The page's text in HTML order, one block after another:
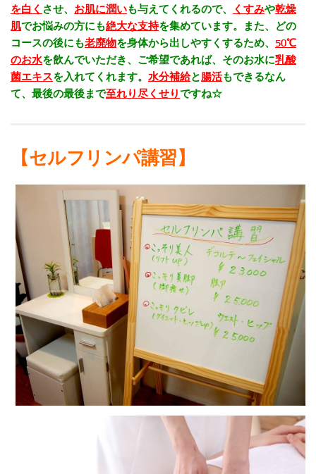
を白く させ、 お肌に潤いも与えてくれるので、 くすみや乾燥
肌でお悩みの方にも絶大な支持を集めています。
また、どの
コースの後にも老廃物を身体から出しやすくするため、 50℃
のお水を飲んでいただき、ご希望であれば、そのお水に乳酸
菌エキスを入れてくれます。 水分補給と腸活もできるなん
て、最後の最後まで至れり尽くせりですね☆
【セルフリンパ講習】